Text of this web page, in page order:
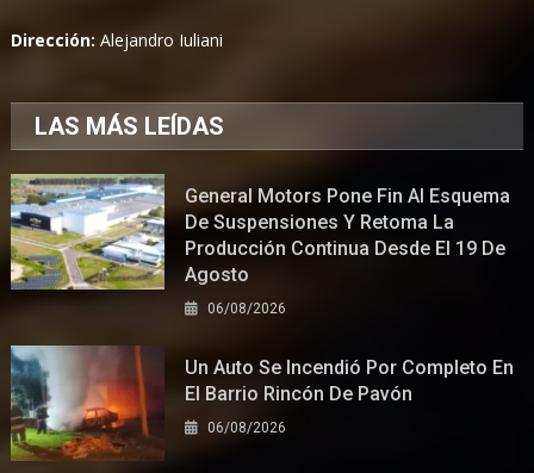
Dirección:Alejandro Iuliani
LAS MÁS LEÍDAS
General Motors Pone Fin Al Esquema
De Suspensiones Y Retoma La
Producción Continua Desde El 19 De
Agosto
06/08/2026
Un Auto Se Incendió Por Completo En
El Barrio Rincón De Pavón
06/08/2026